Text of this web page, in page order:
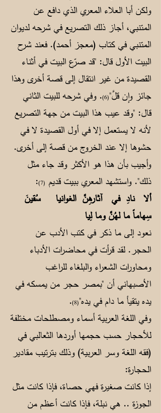
ولكن أبا العلاء المعري الذي دافع عن
المتنبي، أجاز ذلك التصريع في شرحه لديوان
المتنبي في كتاب (معجز أحمد). فعند شرح
البيت الأول قال: "قد صرّع البيت في أثناء
القصيدة من غير انتقال إلى قصة أخرى وهذا
جائز وإن قلَّ"(6)
. وفي شرحه للبيت الثاني
قال: "وقد عيب هذا البيت من جهة التصريع
لأنه لا يستعمل إلا في أول القصيدة لا في
حشوها إلا عند الخروج من قصة إلى أخرى.
وأجيب بأن هذا هو الأكثر وقد جاء مثل
ذلك". واستشهد المعري ببيت قديم (7)
:
ألا نادِ في آثارهِنَّ الغوانياسُقينَ
سِهاماً ما لهُنَّ وما لِيا
نعود إلى ما ذكر في كتب الأدب عن
الحجر. لقد قرأت في محاضرات الأدباء
ومحاورات الشعراء والبلغاء للراغب
الأصبهاني أن "بمصر حجر من يمسكه في
يده يتقيأ ما دام في يده"(8)
.
وفي اللغة العربية أسماء ومصطلحات مختلفة
للأحجار حسب حجمها أوردها الثعالبي في
(فقه اللغة وسر العربية) وذلك بترتيب مقادير
الحجارة:
إذا كانت صغيرة فهي حصاة، فإذا كانت مثل
الجوزة .. هي نبلة، فإذا كانت أعظم من